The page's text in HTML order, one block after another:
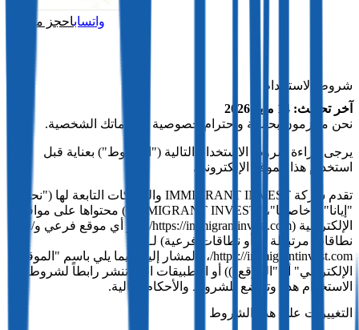
واتساباحجز مكالمة
شروط الاستخدام
آخر تحديث: 14 مايو 2026
نحن ملتزمون بحماية واحترام خصوصية معلوماتك الشخصية.
يرجى قراءة شروط الاستخدام التالية ("الشروط") بعناية قبل
استخدام هذا الموقع الإلكتروني.
تقدم شركة IMMIGRANT INVEST والشركات التابعة لها ("نحن"،
"إيانا"، "خاصتنا"، "IMMIGRANT INVEST") محتواها على مواقعها
الإلكترونية (https://immigrantinvest.com/ و/أو أي موقع فرعي و/أو
نطاقات مرتبطة (و/أو نطاقات فرعية) لـ
https://immigrantinvest.com/، (المشار إليها فيما يلي باسم "الموقع
الإلكتروني" أو "الموقع")) أو التطبيقات التي تنشر رابطاً لشروط
الاستخدام هذه وتخضع للشروط والأحكام التالية.
التغييرات على هذه الشروط